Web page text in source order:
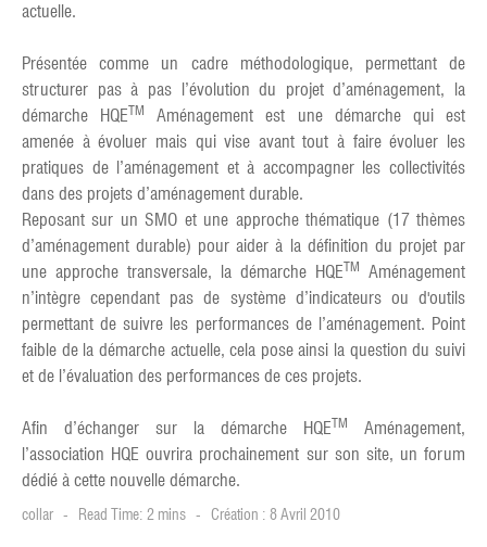
actuelle.
Présentée comme un cadre méthodologique, permettant de
structurer pas à pas l’évolution du projet d’aménagement, la
démarche HQETM
Aménagement est une démarche qui est
amenée à évoluer mais qui vise avant tout à faire évoluer les
pratiques de l’aménagement et à accompagner les collectivités
dans des projets d’aménagement durable.
Reposant sur un SMO et une approche thématique (17 thèmes
d’aménagement durable) pour aider à la définition du projet par
une approche transversale, la démarche HQETM Aménagement
n’intègre cependant pas de système d’indicateurs ou d'outils
permettant de suivre les performances de l’aménagement. Point
faible de la démarche actuelle, cela pose ainsi la question du suivi
et de l’évaluation des performances de ces projets.
Afin d’échanger sur la démarche HQETM
Aménagement,
l’association HQE ouvrira prochainement sur son site, un forum
dédié à cette nouvelle démarche.
collar Read Time: 2 mins Création : 8 Avril 2010